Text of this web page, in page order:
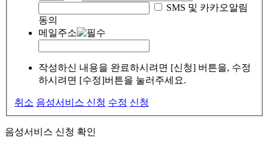
SMS 및 카카오알림
동의
메일주소
작성하신 내용을 완료하시려면 [신청] 버튼을, 수정
하시려면 [수정]버튼을 눌러주세요.
취소 음성서비스 신청 수정 신청
음성서비스 신청 확인